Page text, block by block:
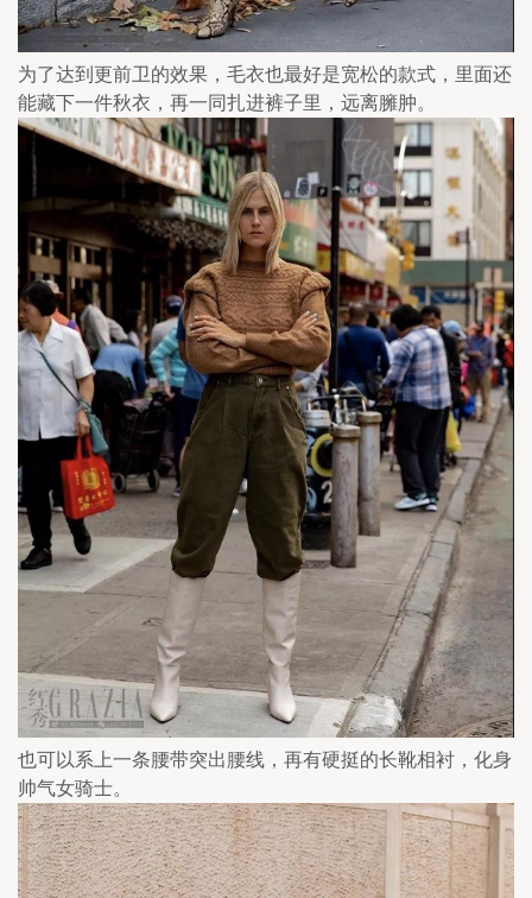
为了达到更前卫的效果，毛衣也最好是宽松的款式，里面还
能藏下一件秋衣，再一同扎进裤子里，远离臃肿。
也可以系上一条腰带突出腰线，再有硬挺的长靴相衬，化身
帅气女骑士。